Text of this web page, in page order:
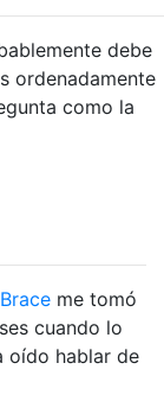
debe
ordenadamente
como la
me tomó
cuando lo
oído hablar de